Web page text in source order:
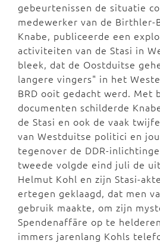
gebeurtenissen de situatie
medewerker van de Birthler-
Knabe, publiceerde een
activiteiten van de Stasi in
bleek, dat de Oostduitse
langere vingers" in het
BRD ooit gedacht werd. Met
documenten schilderde
de Stasi en ook de vaak
van Westduitse politici en
tegenover de DDR-
tweede volgde eind juli de
Helmut Kohl en zijn Stasi-
ertegen geklaagd, dat men
gebruik maakte, om zijn
Spendenaffäre op te
immers jarenlang Kohls